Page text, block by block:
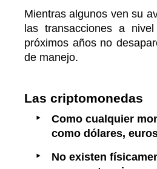
Mientras algunos ven su
las transacciones a
próximos años no
de manejo.
Las criptomonedas
Como cualquier
como dólares,
No existen